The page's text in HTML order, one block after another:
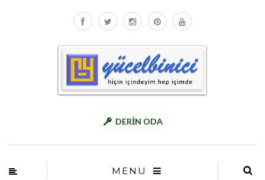
DERİN ODA
MENU